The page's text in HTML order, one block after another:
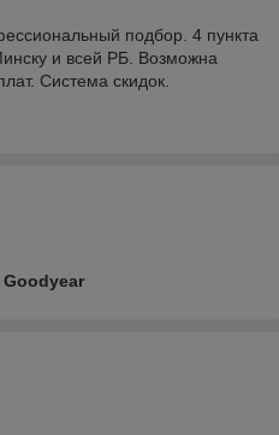
подбор. 4 пункта
и всей РБ. Возможна
Система скидок.
Goodyear